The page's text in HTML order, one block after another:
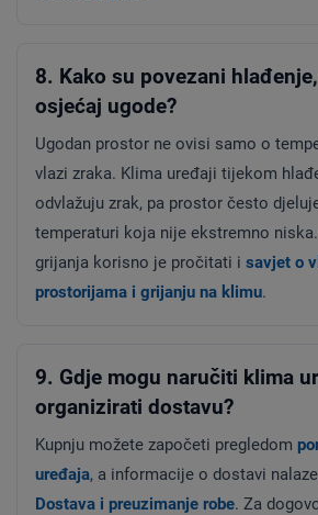
8. Kako su povezani
osjećaj ugode?
Ugodan prostor ne ovisi samo o
vlazi zraka. Klima uređaji tijekom
odvlažuju zrak, pa prostor često
temperaturi koja nije ekstremno
grijanja korisno je pročitati i savjet o
prostorijama i grijanju na klimu.
9. Gdje mogu naručiti klima
organizirati dostavu?
Kupnju možete započeti pregledom
uređaja, a informacije o dostavi
Dostava i preuzimanje robe. Za